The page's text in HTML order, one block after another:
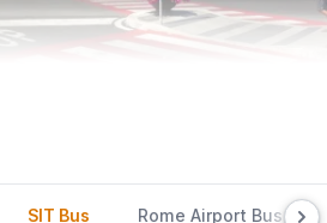
SIT Bus Rome Airport Bus